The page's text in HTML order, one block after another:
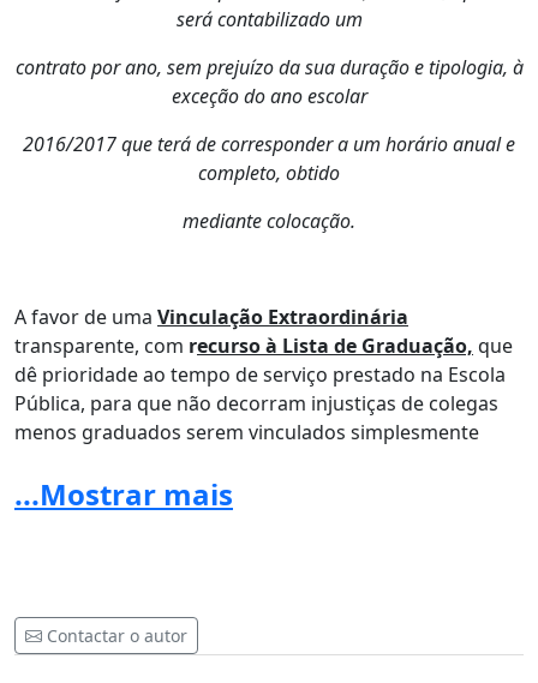
será contabilizado um
contrato por ano, sem prejuízo da sua duração e tipologia, à
exceção do ano escolar
2016/2017 que terá de corresponder a um horário anual e
completo, obtido
mediante colocação.
A favor de uma Vinculação Extraordinária
transparente, com recurso à Lista de Graduação, que
dê prioridade ao tempo de serviço prestado na Escola
Pública, para que não decorram injustiças de colegas
menos graduados serem vinculados simplesmente
baseadas na contagem de tempo de serviço e tipo de
contratos.
incompetência!!
...Mostrar mais
Contactar o autor